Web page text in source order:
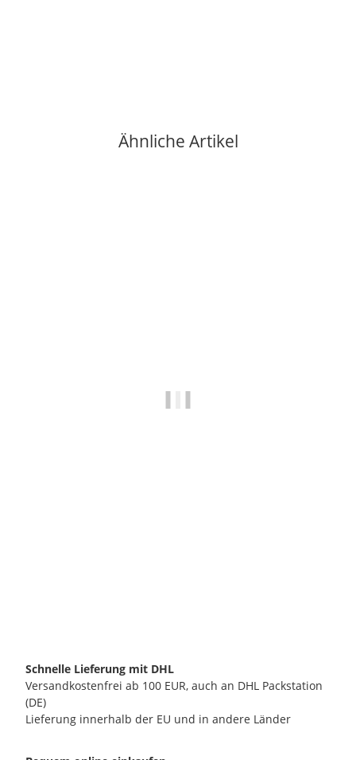
Ähnliche Artikel
Schnelle Lieferung mit DHL
Versandkostenfrei ab 100 EUR, auch an DHL Packstation
(DE)
Lieferung innerhalb der EU und in andere Länder